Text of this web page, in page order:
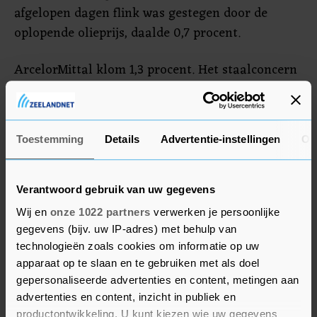
Toestemming Details Advertentie-instellingen
Verantwoord gebruik van uw gegevens
Wij en onze 1022 partners verwerken je persoonlijke
gegevens (bijv. uw IP-adres) met behulp van
technologieën zoals cookies om informatie op uw
apparaat op te slaan en te gebruiken met als doel
gepersonaliseerde advertenties en content, metingen aan
advertenties en content, inzicht in publiek en
productontwikkeling. U kunt kiezen wie uw gegevens
afgelopen dagen flink was gestegen door de
oplopende olieprijs, daalde 0,7 procent.
ArcelorMittal klom 1,3 procent. Het staalconcern
investeert niet langer in installaties voor schoner
staal in de Duitse plaatsen Bremen en
Eisenhüttenstadt. De concurrentie van goedkoper
staal van buiten de EU is volgens het concern zo
druk staat zonder extra kosten voor vergroening.
Ook heeft ArcelorMittal een overeenkomst
getekend om zijn activiteiten in Bosnië en
Herzegovina te verkopen.
Luchtvaartmaatschappijen herstellen